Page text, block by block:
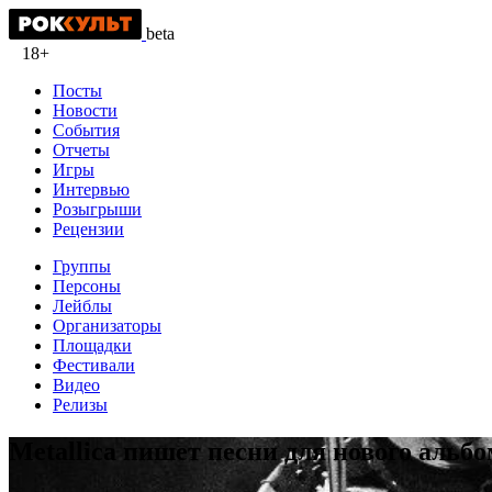
beta
18+
Посты
Новости
События
Отчеты
Игры
Интервью
Розыгрыши
Рецензии
Группы
Персоны
Лейблы
Организаторы
Площадки
Фестивали
Видео
Релизы
Metallica пишет песни для нового